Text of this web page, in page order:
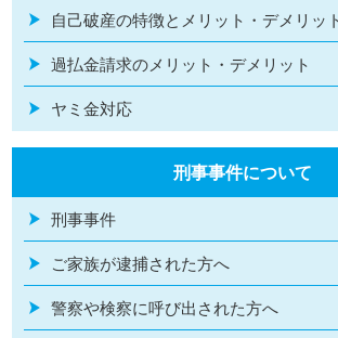
自己破産の特徴とメリット・デメリッ
過払金請求のメリット・デメリット
ヤミ金対応
刑事事件について
刑事事件
ご家族が逮捕された方へ
警察や検察に呼び出された方へ